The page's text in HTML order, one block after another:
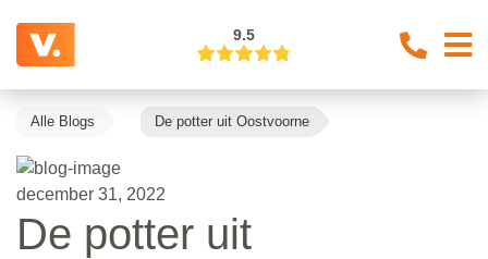
9.5
Alle Blogs De potter uit Oostvoorne
december 31, 2022
De potter uit